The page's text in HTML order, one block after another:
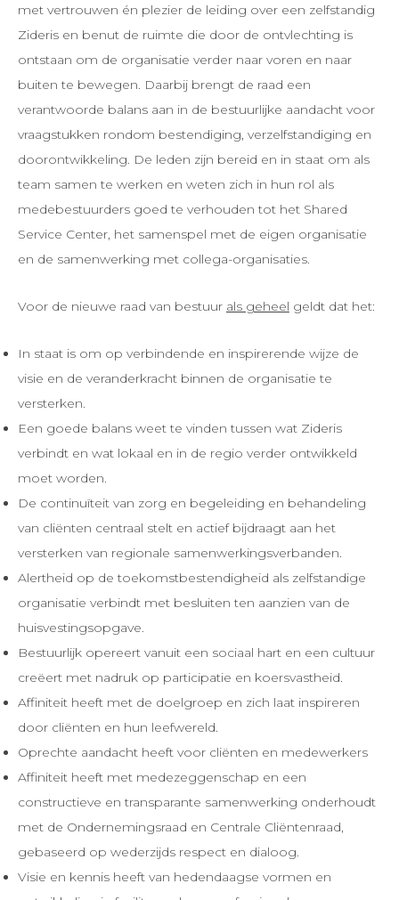
met vertrouwen én plezier de leiding over een zelfstandig
Zideris en benut de ruimte die door de ontvlechting is
ontstaan om de organisatie verder naar voren en naar
buiten te bewegen. Daarbij brengt de raad een
verantwoorde balans aan in de bestuurlijke aandacht voor
vraagstukken rondom bestendiging, verzelfstandiging en
doorontwikkeling. De leden zijn bereid en in staat om als
team samen te werken en weten zich in hun rol als
medebestuurders goed te verhouden tot het Shared
Service Center, het samenspel met de eigen organisatie
en de samenwerking met collega-organisaties.
Voor de nieuwe raad van bestuur als geheel geldt dat het:
In staat is om op verbindende en inspirerende wijze de
visie en de veranderkracht binnen de organisatie te
versterken.
Een goede balans weet te vinden tussen wat Zideris
verbindt en wat lokaal en in de regio verder ontwikkeld
moet worden.
De continuïteit van zorg en begeleiding en behandeling
van cliënten centraal stelt en actief bijdraagt aan het
versterken van regionale samenwerkingsverbanden.
Alertheid op de toekomstbestendigheid als zelfstandige
organisatie verbindt met besluiten ten aanzien van de
huisvestingsopgave.
Bestuurlijk opereert vanuit een sociaal hart en een cultuur
creëert met nadruk op participatie en koersvastheid.
Affiniteit heeft met de doelgroep en zich laat inspireren
door cliënten en hun leefwereld.
Oprechte aandacht heeft voor cliënten en medewerkers
Affiniteit heeft met medezeggenschap en een
constructieve en transparante samenwerking onderhoudt
met de Ondernemingsraad en Centrale Cliëntenraad,
gebaseerd op wederzijds respect en dialoog.
Visie en kennis heeft van hedendaagse vormen en